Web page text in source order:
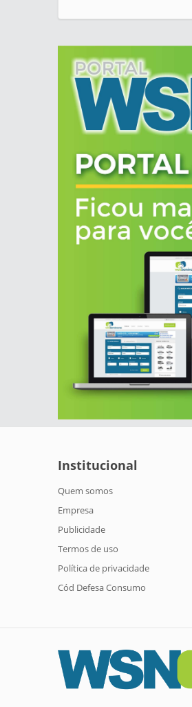
Institucional
Quem somos
Empresa
Publicidade
Termos de uso
Política de privacidade
Cód Defesa Consumo